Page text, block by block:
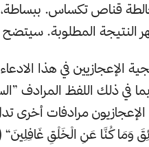
قناص تكساس. ببساطة،
المطلوبة. سيتضح
الإعجازيين في هذا
في ذلك اللفظ المرادف
الإعجازيون مرادفات